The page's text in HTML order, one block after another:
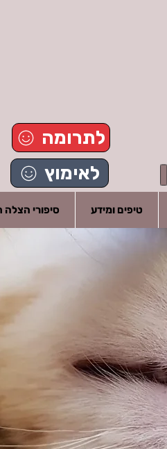
טיפים ומידע סיפורי הצלה
לתרומה
לאימוץ